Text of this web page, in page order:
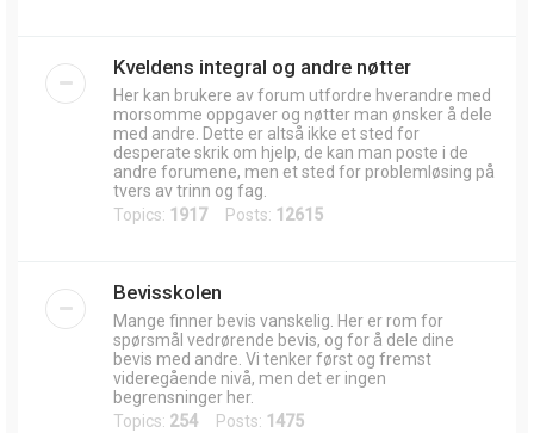
Kveldens integral og andre nøtter
Her kan brukere av forum utfordre hverandre med
morsomme oppgaver og nøtter man ønsker å dele
med andre. Dette er altså ikke et sted for
desperate skrik om hjelp, de kan man poste i de
andre forumene, men et sted for problemløsing på
tvers av trinn og fag.
Topics: 1917Posts: 12615
Bevisskolen
Mange finner bevis vanskelig. Her er rom for
spørsmål vedrørende bevis, og for å dele dine
bevis med andre. Vi tenker først og fremst
videregående nivå, men det er ingen
begrensninger her.
Topics: 254 Posts: 1475